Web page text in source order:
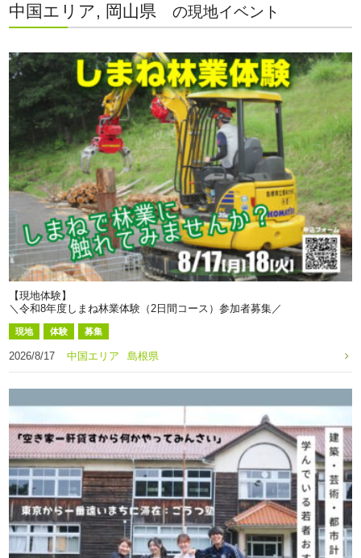
中国エリア, 岡山県 の現地イベント
【現地体験】
＼令和8年度しまね林業体験（2日間コース）参加者募集／
現地 体験 募集
2026/8/17 中国エリア 島根県